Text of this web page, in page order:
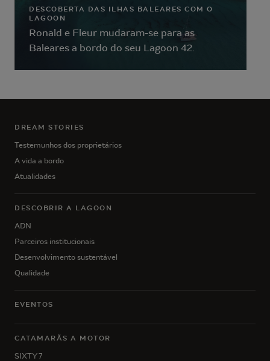
DESCOBERTA DAS ILHAS BALEARES COM O
LAGOON
Ronald e Fleur mudaram-se para as
Baleares a bordo do seu Lagoon 42.
DREAM STORIES
Testemunhos dos proprietários
A vida a bordo
Atualidades
DESCOBRIR A LAGOON
ADN
Parceiros institucionais
Desenvolvimento sustentável
Qualidade
EVENTOS
CATAMARÃS A MOTOR
SIXTY 7